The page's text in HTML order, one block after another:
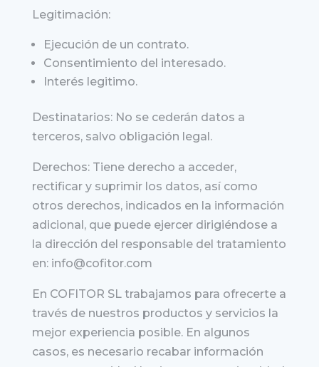
Legitimación:
Ejecución de un contrato.
Consentimiento del interesado.
Interés legitimo.
Destinatarios: No se cederán datos a
terceros, salvo obligación legal.
Derechos: Tiene derecho a acceder,
rectificar y suprimir los datos, así como
otros derechos, indicados en la información
adicional, que puede ejercer dirigiéndose a
la dirección del responsable del tratamiento
en: info@cofitor.com
En COFITOR SL trabajamos para ofrecerte a
través de nuestros productos y servicios la
mejor experiencia posible. En algunos
casos, es necesario recabar información